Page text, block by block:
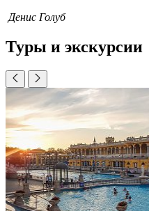
Денис Голуб
Туры и экскурсии